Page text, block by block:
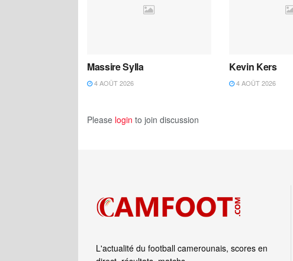
Massire Sylla
4 AOÛT 2026
Kevin Kers
4 AOÛT 2026
Please login to join discussion
L'actualité du football camerounais, scores en